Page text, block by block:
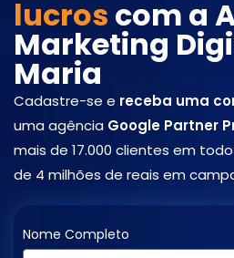
lucros com a
Marketing
Maria
Cadastre-se e receba uma
uma agência Google Partner
mais de 17.000 clientes em
de 4 milhões de reais em
Nome Completo